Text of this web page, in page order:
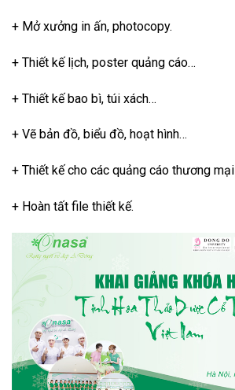
Khóa học Illustrator tại Cầu Diễn
phẩm nghệ thuật khác nhau. Vì thế,
Illustrator chưa? Tại sao bạn không
ngay bây giờ để khám phá sự thú vị